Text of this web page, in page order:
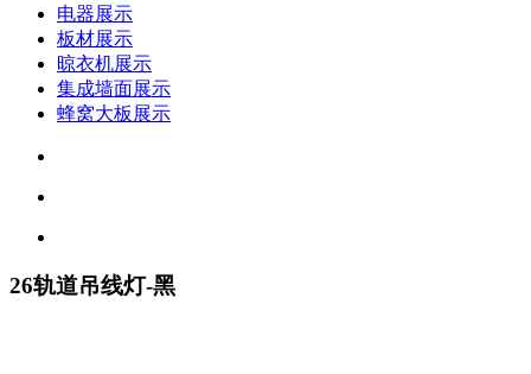
电器展示
板材展示
晾衣机展示
集成墙面展示
蜂窝大板展示
26轨道吊线灯-黑